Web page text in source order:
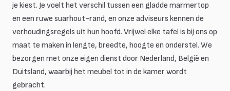
je kiest. Je voelt het verschil tussen een gladde marmertop
en een ruwe suarhout-rand, en onze adviseurs kennen de
verhoudingsregels uit hun hoofd. Vrijwel elke tafel is bij ons op
maat te maken in lengte, breedte, hoogte en onderstel. We
bezorgen met onze eigen dienst door Nederland, België en
Duitsland, waarbij het meubel tot in de kamer wordt
gebracht.